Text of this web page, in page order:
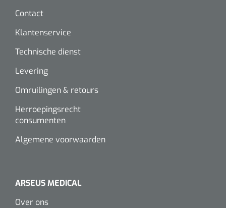
Contact
Klantenservice
Technische dienst
Levering
Omruilingen & retours
Herroepingsrecht
consumenten
Algemene voorwaarden
ARSEUS MEDICAL
Over ons